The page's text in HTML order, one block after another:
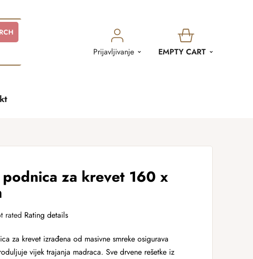
Prijavljivanje
SHOPPING
EMPTY CART
za krevet 160 x
rated Rating details
za krevet izrađena od masivne smreke osigurava
vijek trajanja madraca. Sve drvene rešetke iz